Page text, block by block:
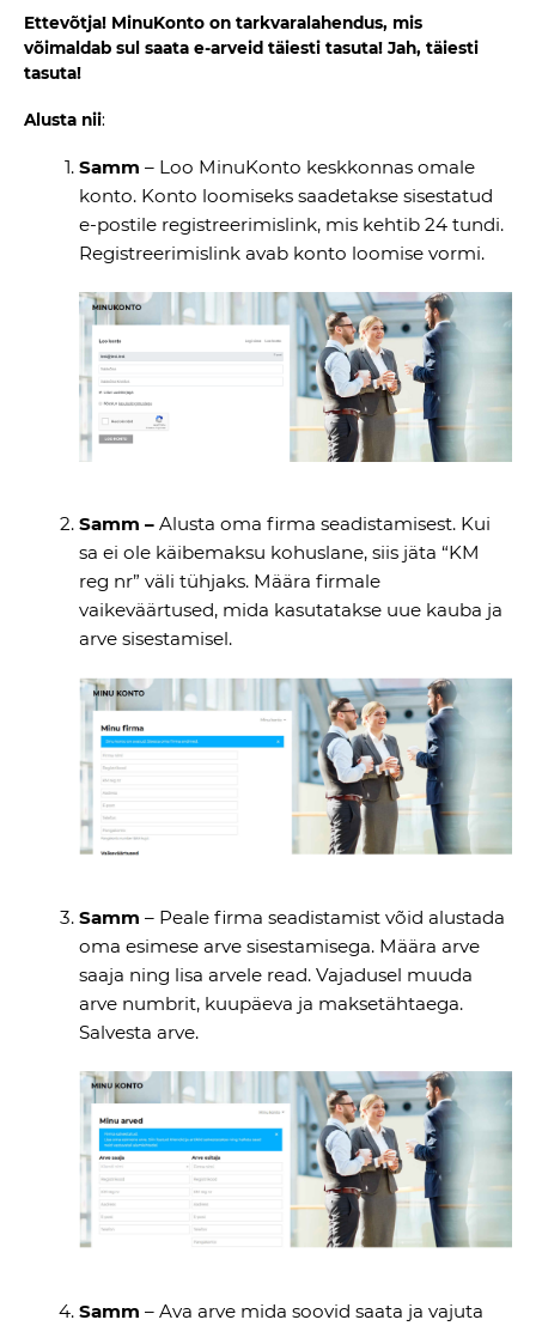
Ettevõtja! MinuKonto on tarkvaralahendus, mis
võimaldab sul saata e-arveid täiesti tasuta! Jah, täiesti
tasuta!
Alusta nii:
Samm – Loo MinuKonto keskkonnas omale
konto. Konto loomiseks saadetakse sisestatud
e-postile registreerimislink, mis kehtib 24 tundi.
Registreerimislink avab konto loomise vormi.
Samm – Alusta oma firma seadistamisest. Kui
sa ei ole käibemaksu kohuslane, siis jäta “KM
reg nr” väli tühjaks. Määra firmale
vaikeväärtused, mida kasutatakse uue kauba ja
arve sisestamisel.
Samm – Peale firma seadistamist võid alustada
oma esimese arve sisestamisega. Määra arve
saaja ning lisa arvele read. Vajadusel muuda
arve numbrit, kuupäeva ja maksetähtaega.
Salvesta arve.
Samm – Ava arve mida soovid saata ja vajuta